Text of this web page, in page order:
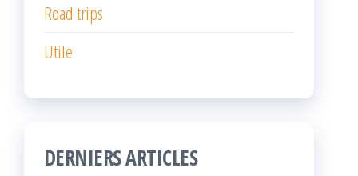
Road trips
Utile
DERNIERS ARTICLES